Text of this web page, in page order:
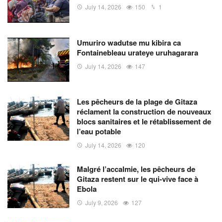
July 14, 2026 150 1
Umuriro wadutse mu kibira ca
Fontainebleau urateye uruhagarara
July 14, 2026 147
Les pêcheurs de la plage de Gitaza
réclament la construction de nouveaux
blocs sanitaires et le rétablissement de
l’eau potable
July 14, 2026 120
Malgré l’accalmie, les pêcheurs de
Gitaza restent sur le qui-vive face à
Ebola
July 9, 2026 127